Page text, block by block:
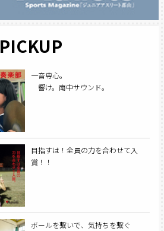
PICKUP
一音専心。
響け。南中サウンド。
目指すは！全員の力を合わせて入
賞！！
ボールを繋いで、気持ちを繋ぐ